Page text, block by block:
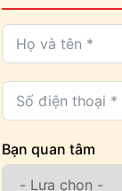
Bạn quan tâm